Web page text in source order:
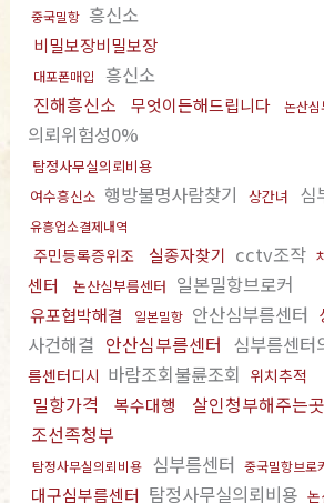
중국밀항 흥신소
비밀보장비밀보장
대포폰매입
흥신소
진해흥신소
무엇이든해드립니다 논산심
의뢰위험성0%
탐정사무실의뢰비용
여수흥신소 행방불명사람찾기 상간녀 심
유흥업소결제내역
주민등록증위조 실종자찾기 cctv조작
센터
논산심부름센터 일본밀항브로커
유포협박해결 일본밀항 안산심부름센터
사건해결 안산심부름센터 심부름센
름센터디시 바람조회불륜조회 위치추적
밀항가격 복수대행 살인청부해주는곳
조선족청부
탐정사무실의뢰비용 심부름센터 중국밀항브로
대구심부름센터 탐정사무실의뢰비용